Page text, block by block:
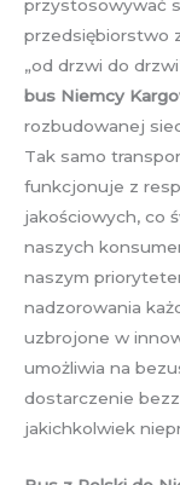
przystosowywać
przedsiębiorstwo
„od drzwi do
bus Niemcy
rozbudowanej
Tak samo
funkcjonuje z
jakościowych, co
naszych
naszym
nadzorowania
uzbrojone w
umożliwia na
dostarczenie
jakichkolwiek